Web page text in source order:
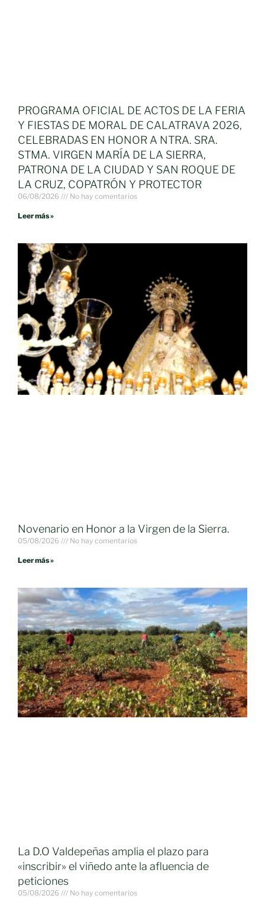
PROGRAMA OFICIAL DE ACTOS DE LA FERIA
Y FIESTAS DE MORAL DE CALATRAVA 2026,
CELEBRADAS EN HONOR A NTRA. SRA.
STMA. VIRGEN MARÍA DE LA SIERRA,
PATRONA DE LA CIUDAD Y SAN ROQUE DE
LA CRUZ, COPATRÓN Y PROTECTOR
06/08/2026 No hay comentarios
Leer más »
Novenario en Honor a la Virgen de la Sierra.
05/08/2026 No hay comentarios
Leer más »
La D.O Valdepeñas amplia el plazo para
«inscribir» el viñedo ante la afluencia de
peticiones
05/08/2026 No hay comentarios